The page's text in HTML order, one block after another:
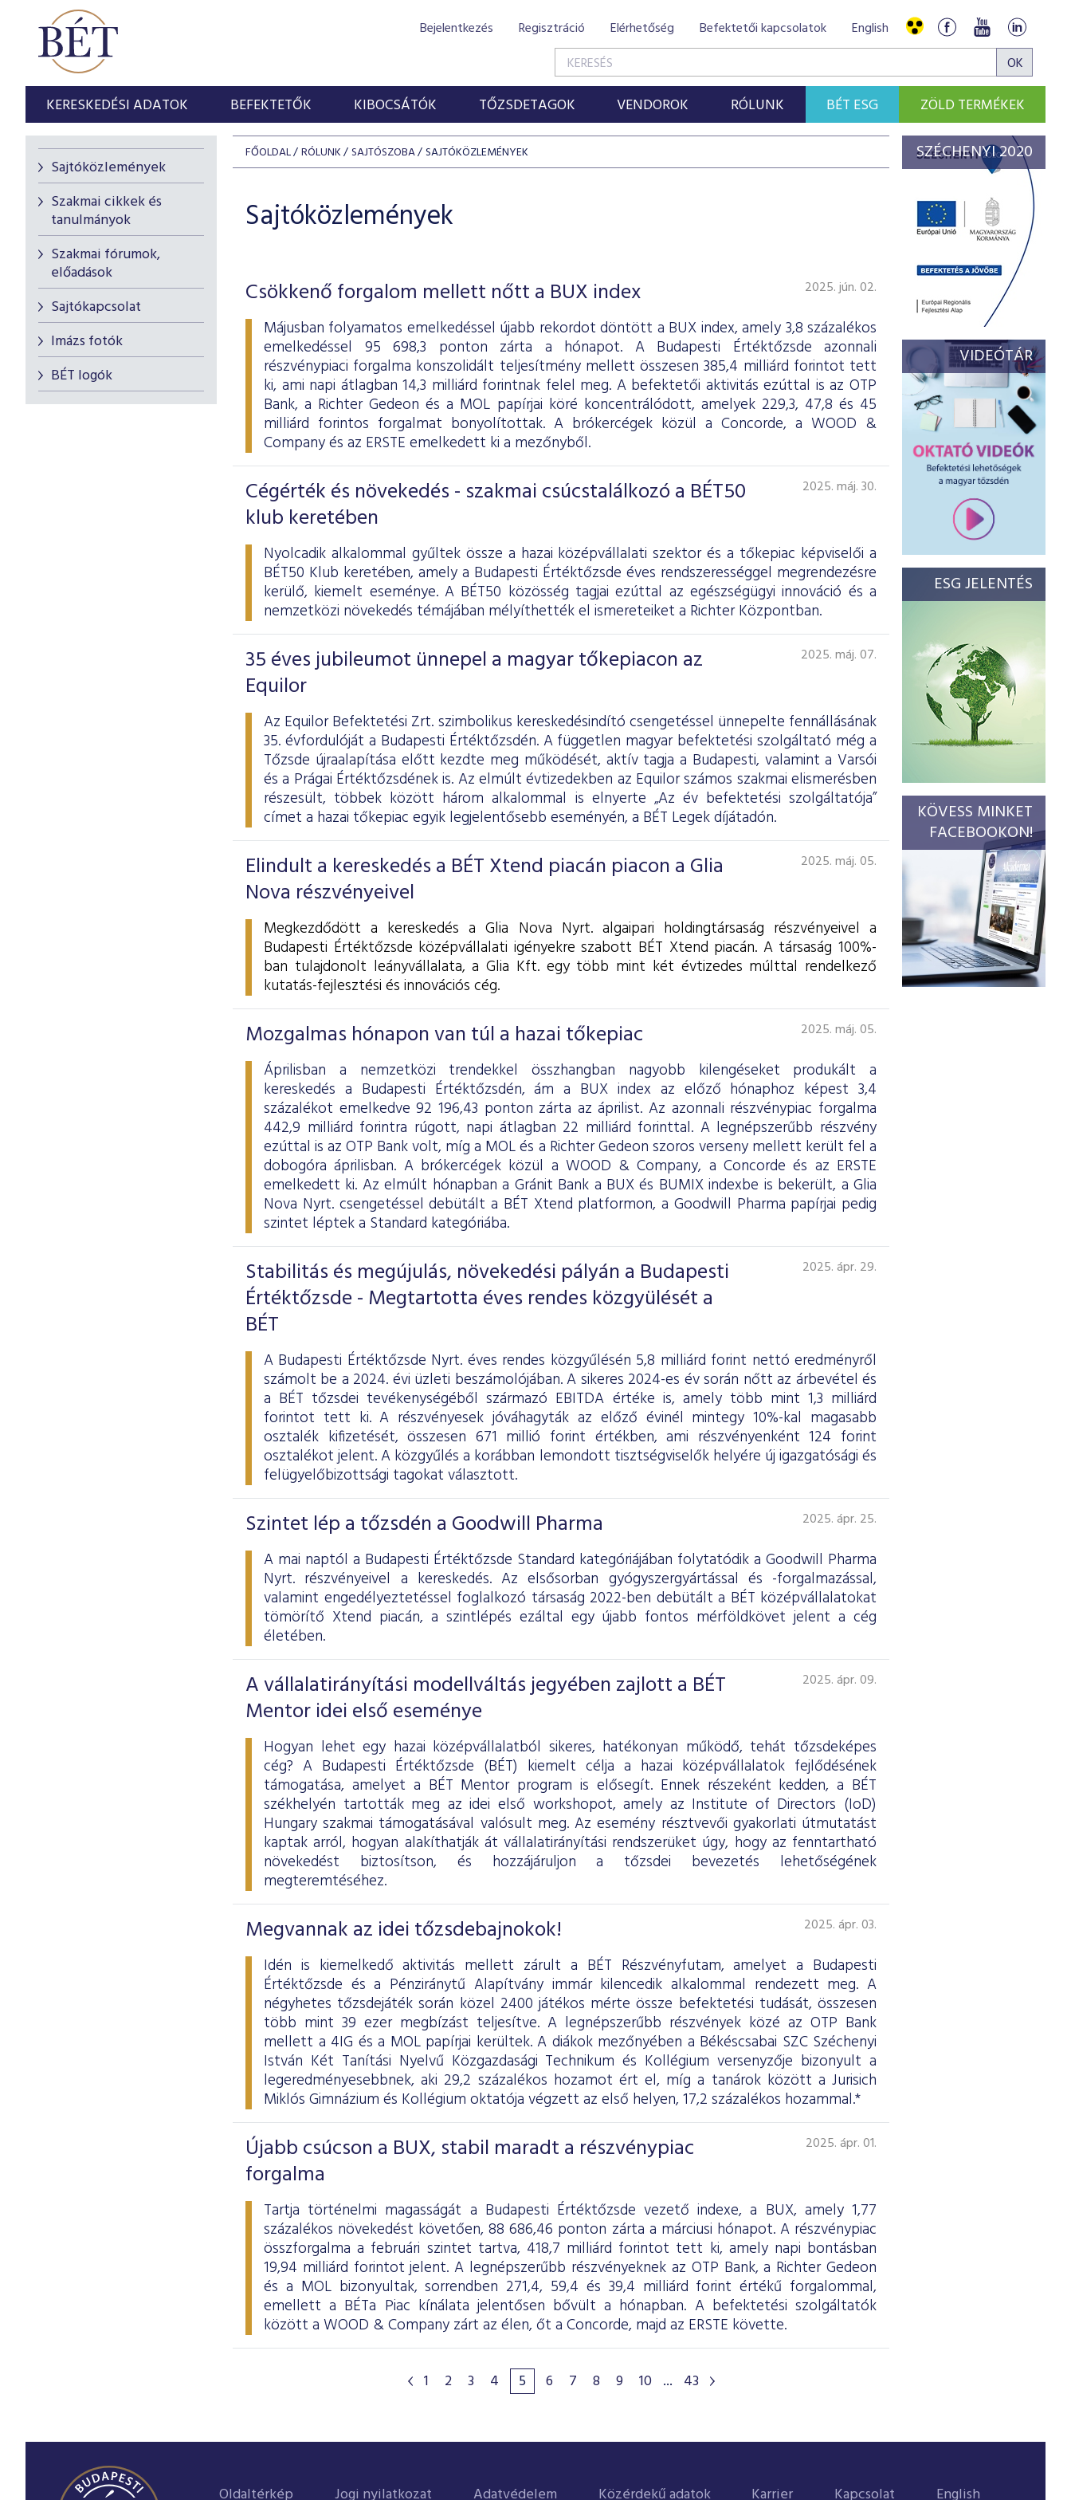
Bejelentkezés Regisztráció Elérhetőség Befektetői kapcsolatok English
KERESKEDÉSI ADATOK BEFEKTETŐK KIBOCSÁTÓK TŐZSDETAGOK VENDOROK RÓLUNK BÉT ESG ZÖLD TERMÉKEK
Sajtóközlemények
Szakmai cikkek és
tanulmányok
Szakmai fórumok,
előadások
Sajtókapcsolat
Imázs fotók
BÉT logók
FŐOLDAL RÓLUNK SAJTÓSZOBA SAJTÓKÖZLEMÉNYEK
Sajtóközlemények
Csökkenő forgalom mellett nőtt a BUX index 2025. jún. 02.
Májusban folyamatos emelkedéssel újabb rekordot döntött a BUX index, amely 3,8 százalékos
emelkedéssel 95 698,3 ponton zárta a hónapot. A Budapesti Értéktőzsde azonnali
részvénypiaci forgalma konszolidált teljesítmény mellett összesen 385,4 milliárd forintot tett
ki, ami napi átlagban 14,3 milliárd forintnak felel meg. A befektetői aktivitás ezúttal is az OTP
Bank, a Richter Gedeon és a MOL papírjai köré koncentrálódott, amelyek 229,3, 47,8 és 45
milliárd forintos forgalmat bonyolítottak. A brókercégek közül a Concorde, a WOOD &
Company és az ERSTE emelkedett ki a mezőnyből.
Cégérték és növekedés - szakmai csúcstalálkozó a BÉT50
klub keretében
2025. máj. 30.
Nyolcadik alkalommal gyűltek össze a hazai középvállalati szektor és a tőkepiac képviselői a
BÉT50 Klub keretében, amely a Budapesti Értéktőzsde éves rendszerességgel megrendezésre
kerülő, kiemelt eseménye. A BÉT50 közösség tagjai ezúttal az egészségügyi innováció és a
nemzetközi növekedés témájában mélyíthették el ismereteiket a Richter Központban.
35 éves jubileumot ünnepel a magyar tőkepiacon az
Equilor
2025. máj. 07.
Az Equilor Befektetési Zrt. szimbolikus kereskedésindító csengetéssel ünnepelte fennállásának
35. évfordulóját a Budapesti Értéktőzsdén. A független magyar befektetési szolgáltató még a
Tőzsde újraalapítása előtt kezdte meg működését, aktív tagja a Budapesti, valamint a Varsói
és a Prágai Értéktőzsdének is. Az elmúlt évtizedekben az Equilor számos szakmai elismerésben
részesült, többek között három alkalommal is elnyerte „Az év befektetési szolgáltatója”
címet a hazai tőkepiac egyik legjelentősebb eseményén, a BÉT Legek díjátadón.
Elindult a kereskedés a BÉT Xtend piacán piacon a Glia
Nova részvényeivel
2025. máj. 05.
Megkezdődött a kereskedés a Glia Nova Nyrt. algaipari holdingtársaság részvényeivel a
Budapesti Értéktőzsde középvállalati igényekre szabott BÉT Xtend piacán. A társaság 100%-
ban tulajdonolt leányvállalata, a Glia Kft. egy több mint két évtizedes múlttal rendelkező
kutatás-fejlesztési és innovációs cég.
Mozgalmas hónapon van túl a hazai tőkepiac 2025. máj. 05.
Áprilisban a nemzetközi trendekkel összhangban nagyobb kilengéseket produkált a
kereskedés a Budapesti Értéktőzsdén, ám a BUX index az előző hónaphoz képest 3,4
százalékot emelkedve 92 196,43 ponton zárta az áprilist. Az azonnali részvénypiac forgalma
442,9 milliárd forintra rúgott, napi átlagban 22 milliárd forinttal. A legnépszerűbb részvény
ezúttal is az OTP Bank volt, míg a MOL és a Richter Gedeon szoros verseny mellett került fel a
dobogóra áprilisban. A brókercégek közül a WOOD & Company, a Concorde és az ERSTE
emelkedett ki. Az elmúlt hónapban a Gránit Bank a BUX és BUMIX indexbe is bekerült, a Glia
Nova Nyrt. csengetéssel debütált a BÉT Xtend platformon, a Goodwill Pharma papírjai pedig
szintet léptek a Standard kategóriába.
Stabilitás és megújulás, növekedési pályán a Budapesti
Értéktőzsde - Megtartotta éves rendes közgyülését a
BÉT
2025. ápr. 29.
A Budapesti Értéktőzsde Nyrt. éves rendes közgyűlésén 5,8 milliárd forint nettó eredményről
számolt be a 2024. évi üzleti beszámolójában. A sikeres 2024-es év során nőtt az árbevétel és
a BÉT tőzsdei tevékenységéből származó EBITDA értéke is, amely több mint 1,3 milliárd
forintot tett ki. A részvényesek jóváhagyták az előző évinél mintegy 10%-kal magasabb
osztalék kifizetését, összesen 671 millió forint értékben, ami részvényenként 124 forint
osztalékot jelent. A közgyűlés a korábban lemondott tisztségviselők helyére új igazgatósági és
felügyelőbizottsági tagokat választott.
Szintet lép a tőzsdén a Goodwill Pharma 2025. ápr. 25.
A mai naptól a Budapesti Értéktőzsde Standard kategóriájában folytatódik a Goodwill Pharma
Nyrt. részvényeivel a kereskedés. Az elsősorban gyógyszergyártással és -forgalmazással,
valamint engedélyeztetéssel foglalkozó társaság 2022-ben debütált a BÉT középvállalatokat
tömörítő Xtend piacán, a szintlépés ezáltal egy újabb fontos mérföldkövet jelent a cég
életében.
A vállalatirányítási modellváltás jegyében zajlott a BÉT
Mentor idei első eseménye
2025. ápr. 09.
Hogyan lehet egy hazai középvállalatból sikeres, hatékonyan működő, tehát tőzsdeképes
cég? A Budapesti Értéktőzsde (BÉT) kiemelt célja a hazai középvállalatok fejlődésének
támogatása, amelyet a BÉT Mentor program is elősegít. Ennek részeként kedden, a BÉT
székhelyén tartották meg az idei első workshopot, amely az Institute of Directors (IoD)
Hungary szakmai támogatásával valósult meg. Az esemény résztvevői gyakorlati útmutatást
kaptak arról, hogyan alakíthatják át vállalatirányítási rendszerüket úgy, hogy az fenntartható
növekedést biztosítson, és hozzájáruljon a tőzsdei bevezetés lehetőségének
megteremtéséhez.
Megvannak az idei tőzsdebajnokok! 2025. ápr. 03.
Idén is kiemelkedő aktivitás mellett zárult a BÉT Részvényfutam, amelyet a Budapesti
Értéktőzsde és a Pénziránytű Alapítvány immár kilencedik alkalommal rendezett meg. A
négyhetes tőzsdejáték során közel 2400 játékos mérte össze befektetési tudását, összesen
több mint 39 ezer megbízást teljesítve. A legnépszerűbb részvények közé az OTP Bank
mellett a 4IG és a MOL papírjai kerültek. A diákok mezőnyében a Békéscsabai SZC Széchenyi
István Két Tanítási Nyelvű Közgazdasági Technikum és Kollégium versenyzője bizonyult a
legeredményesebbnek, aki 29,2 százalékos hozamot ért el, míg a tanárok között a Jurisich
Miklós Gimnázium és Kollégium oktatója végzett az első helyen, 17,2 százalékos hozammal.*
Újabb csúcson a BUX, stabil maradt a részvénypiac
forgalma
2025. ápr. 01.
Tartja történelmi magasságát a Budapesti Értéktőzsde vezető indexe, a BUX, amely 1,77
százalékos növekedést követően, 88 686,46 ponton zárta a márciusi hónapot. A részvénypiac
összforgalma a februári szintet tartva, 418,7 milliárd forintot tett ki, amely napi bontásban
19,94 milliárd forintot jelent. A legnépszerűbb részvényeknek az OTP Bank, a Richter Gedeon
és a MOL bizonyultak, sorrendben 271,4, 59,4 és 39,4 milliárd forint értékű forgalommal,
emellett a BÉTa Piac kínálata jelentősen bővült a hónapban. A befektetési szolgáltatók
között a WOOD & Company zárt az élen, őt a Concorde, majd az ERSTE követte.
1 2 3 4 5 6 7 8 9 10 ... 43
SZÉCHENYI 2020
VIDEÓTÁR
ESG JELENTÉS
KÖVESS MINKET
FACEBOOKON!
Oldaltérkép Jogi nyilatkozat Adatvédelem Közérdekű adatok Karrier Kapcsolat English